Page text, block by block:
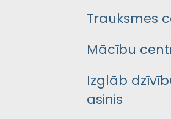
Trauksmes
Mācību
Izglāb
asinis